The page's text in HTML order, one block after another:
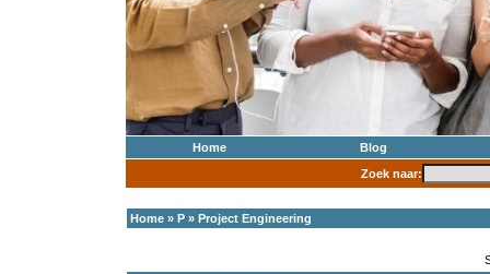
Home
Blog
Zoek naar:
Home » P » Project Engineering